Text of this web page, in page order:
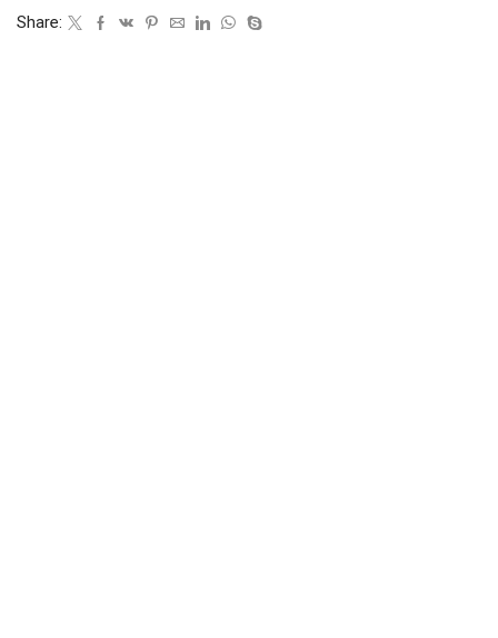
Share: